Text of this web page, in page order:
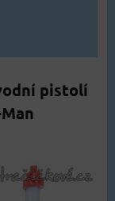
pistolí